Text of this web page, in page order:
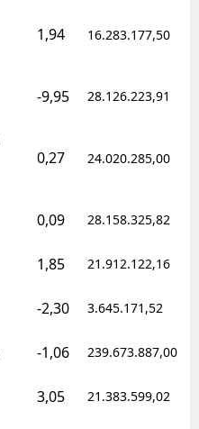
1,94 16.283.177,50
-9,95 28.126.223,91
0,27 24.020.285,00
0,09 28.158.325,82
1,85 21.912.122,16
-2,30 3.645.171,52
-1,06 239.673.887,00
3,05 21.383.599,02